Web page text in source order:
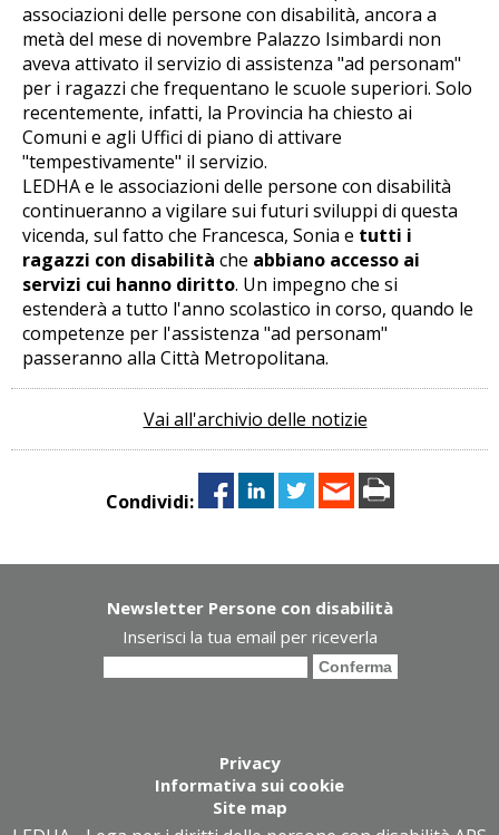
associazioni delle persone con disabilità, ancora a
metà del mese di novembre Palazzo Isimbardi non
aveva attivato il servizio di assistenza "ad personam"
per i ragazzi che frequentano le scuole superiori. Solo
recentemente, infatti, la Provincia ha chiesto ai
Comuni e agli Uffici di piano di attivare
"tempestivamente" il servizio.
LEDHA e le associazioni delle persone con disabilità
continueranno a vigilare sui futuri sviluppi di questa
vicenda, sul fatto che Francesca, Sonia e tutti i
ragazzi con disabilità che abbiano accesso ai
servizi cui hanno diritto. Un impegno che si
estenderà a tutto l'anno scolastico in corso, quando le
competenze per l'assistenza "ad personam"
passeranno alla Città Metropolitana.
Vai all'archivio delle notizie
Condividi:
Newsletter Persone con disabilità
Inserisci la tua email per riceverla
Privacy
Informativa sui cookie
Site map